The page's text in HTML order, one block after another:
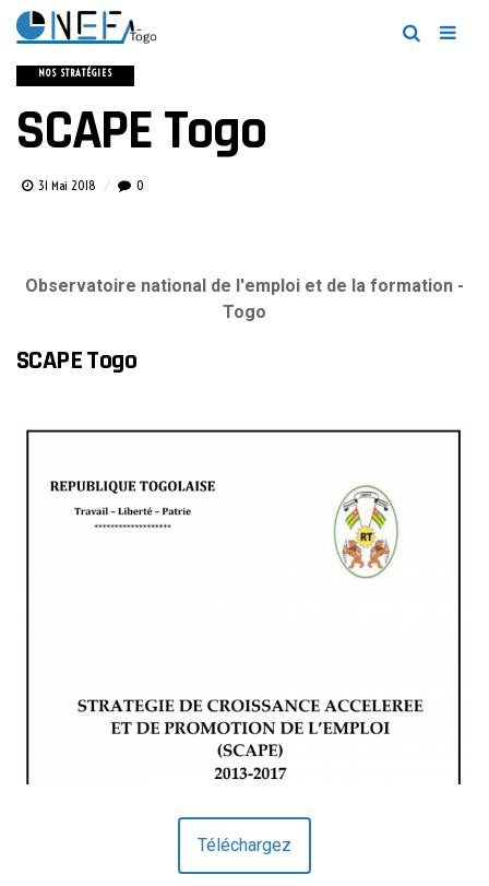
NOS STRATÉGIES
SCAPE Togo
31 Mai 2018 0
Observatoire national de l'emploi et de la formation -
Togo
SCAPE Togo
Téléchargez